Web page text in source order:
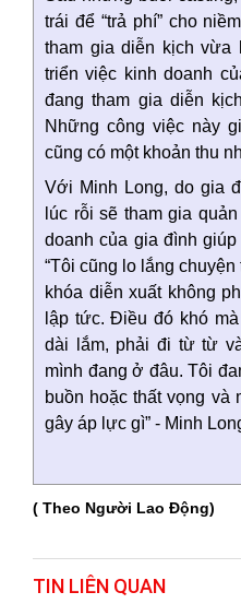
trái để “trả phí” cho
tham gia diễn kịch vừa
triển việc kinh doanh
đang tham gia diễn
Những công việc này
cũng có một khoản thu
Với Minh Long, do gia
lúc rỗi sẽ tham gia
doanh của gia đình
“Tôi cũng lo lắng
khóa diễn xuất không
lập tức. Điều đó khó
dài lắm, phải đi từ từ
mình đang ở đâu. Tôi
buồn hoặc thất vọng và
gây áp lực gì” - Minh
( Theo Người Lao Động)
TIN LIÊN QUAN